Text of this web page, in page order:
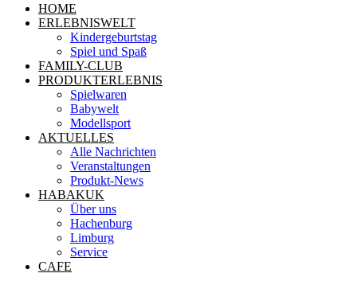
HOME
ERLEBNISWELT
Kindergeburtstag
Spiel und Spaß
FAMILY-CLUB
PRODUKTERLEBNIS
Spielwaren
Babywelt
Modellsport
AKTUELLES
Alle Nachrichten
Veranstaltungen
Produkt-News
HABAKUK
Über uns
Hachenburg
Limburg
Service
CAFE